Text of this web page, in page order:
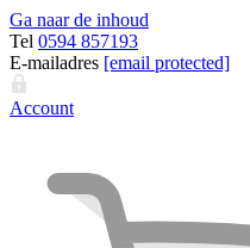
Ga naar de inhoud
Tel 0594 857193
E-mailadres [email protected]
Account